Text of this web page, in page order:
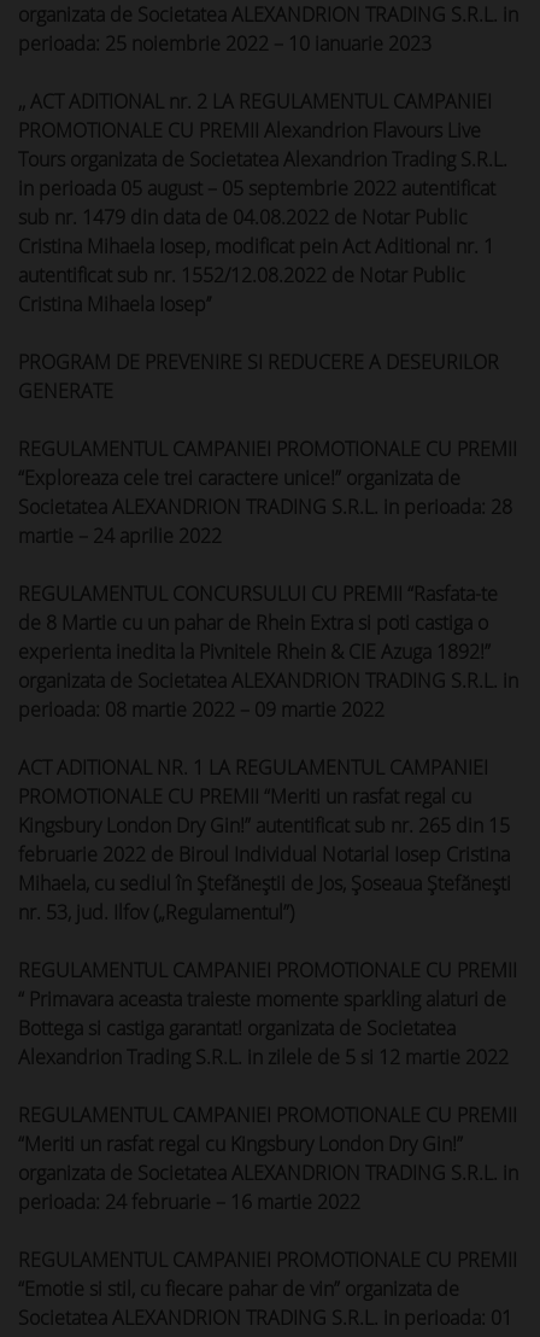
organizata de Societatea ALEXANDRION TRADING S.R.L. in
perioada: 25 noiembrie 2022 – 10 ianuarie 2023
,, ACT ADITIONAL nr. 2 LA REGULAMENTUL CAMPANIEI
PROMOTIONALE CU PREMII Alexandrion Flavours Live
Tours organizata de Societatea Alexandrion Trading S.R.L.
in perioada 05 august – 05 septembrie 2022 autentificat
sub nr. 1479 din data de 04.08.2022 de Notar Public
Cristina Mihaela Iosep, modificat pein Act Aditional nr. 1
autentificat sub nr. 1552/12.08.2022 de Notar Public
Cristina Mihaela Iosep’’
PROGRAM DE PREVENIRE SI REDUCERE A DESEURILOR
GENERATE
REGULAMENTUL CAMPANIEI PROMOTIONALE CU PREMII
“Exploreaza cele trei caractere unice!” organizata de
Societatea ALEXANDRION TRADING S.R.L. in perioada: 28
martie – 24 aprilie 2022
REGULAMENTUL CONCURSULUI CU PREMII “Rasfata-te
de 8 Martie cu un pahar de Rhein Extra si poti castiga o
experienta inedita la Pivnitele Rhein & CIE Azuga 1892!”
organizata de Societatea ALEXANDRION TRADING S.R.L. in
perioada: 08 martie 2022 – 09 martie 2022
ACT ADITIONAL NR. 1 LA REGULAMENTUL CAMPANIEI
PROMOTIONALE CU PREMII “Meriti un rasfat regal cu
Kingsbury London Dry Gin!” autentificat sub nr. 265 din 15
februarie 2022 de Biroul Individual Notarial Iosep Cristina
Mihaela, cu sediul în Ștefăneștii de Jos, Șoseaua Ștefănești
nr. 53, jud. Ilfov („Regulamentul”)
REGULAMENTUL CAMPANIEI PROMOTIONALE CU PREMII
“ Primavara aceasta traieste momente sparkling alaturi de
Bottega si castiga garantat! organizata de Societatea
Alexandrion Trading S.R.L. in zilele de 5 si 12 martie 2022
REGULAMENTUL CAMPANIEI PROMOTIONALE CU PREMII
“Meriti un rasfat regal cu Kingsbury London Dry Gin!”
organizata de Societatea ALEXANDRION TRADING S.R.L. in
perioada: 24 februarie – 16 martie 2022
REGULAMENTUL CAMPANIEI PROMOTIONALE CU PREMII
“Emotie si stil, cu fiecare pahar de vin” organizata de
Societatea ALEXANDRION TRADING S.R.L. in perioada: 01